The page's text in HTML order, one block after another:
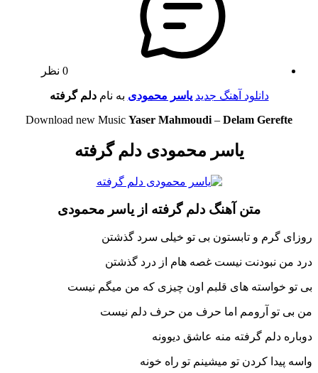
دانلود آهنگ جدید یاسر محمودی به نامدلم گرفته
Download new Music Yaser Mahmoudi – Delam Gerefte
یاسر محمودی دلم گرفته
متن آهنگ دلم گرفته از یاسر محمودی
روزای گرم و تابستون بی تو خیلی سرد گذشتن
درد من نبودنت نیست غصه هام از درد گذشتن
بی تو خواسته های قلبم اون چیزی که من میگم نیست
من بی تو آرومم اما حرف من حرف دلم نیست
دوباره دلم گرفته منه عاشق دیوونه
واسه پیدا کردن تو میشینم تو راه خونه